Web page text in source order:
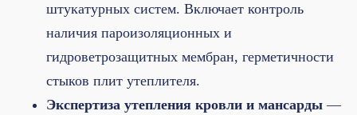
штукатурных систем. Включает контроль
наличия пароизоляционных и
гидроветрозащитных мембран, герметичности
стыков плит утеплителя.
Экспертиза утепления кровли и мансарды—